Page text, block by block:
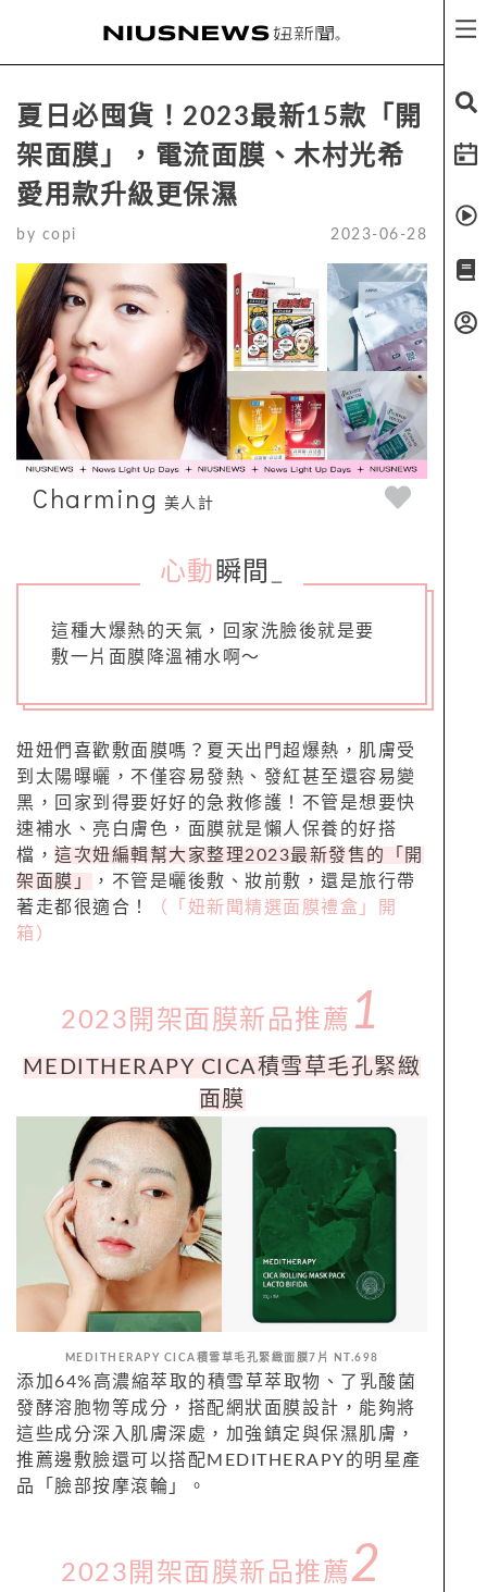
夏日必囤貨！2023最新15款「開
架面膜」，電流面膜、木村光希
愛用款升級更保濕
by copi 2023-06-28
Charming 美人計
心動 瞬間
這種大爆熱的天氣，回家洗臉後就是要
敷一片面膜降溫補水啊～
妞妞們喜歡敷面膜嗎？夏天出門超爆熱，肌膚受
到太陽曝曬，不僅容易發熱、發紅甚至還容易變
黑，回家到得要好好的急救修護！不管是想要快
速補水、亮白膚色，面膜就是懶人保養的好搭
檔， 這次妞編輯幫大家整理2023最新發售的「開
架面膜」
，不管是曬後敷、妝前敷，還是旅行帶
著走都很適合！
（「妞新聞精選面膜禮盒」開
箱）
2023開架面膜新品推薦 1
MEDITHERAPY CICA積雪草毛孔緊緻
面膜
MEDITHERAPY CICA積雪草毛孔緊緻面膜7片 NT.698
添加64%高濃縮萃取的積雪草萃取物、了乳酸菌
發酵溶胞物等成分，搭配網狀面膜設計，能夠將
這些成分深入肌膚深處， 加強鎮定與保濕肌膚，
推薦邊敷臉還可以搭配MEDITHERAPY的明星產
品「臉部按摩滾輪」。
2023開架面膜新品推薦2